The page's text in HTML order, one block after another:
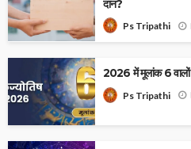
दान?
Ps Tripathi
2026 में मूलांक 6 वालों
Ps Tripathi